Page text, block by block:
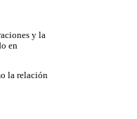
y la
en
la relación